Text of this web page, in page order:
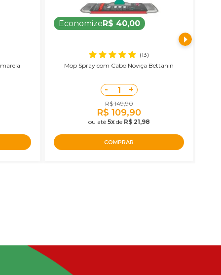
Economize R$ 40,00
(13)
Mop Spray com Cabo Noviça Bettanin
- 1 +
R$ 149,90
R$ 109,90
ou até 5xde R$ 21,98
COMPRAR